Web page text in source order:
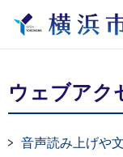
ウェブアク
音声読み上げや